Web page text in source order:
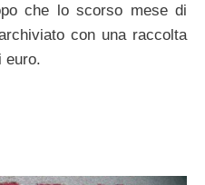
che lo scorso mese di
con una raccolta
euro.